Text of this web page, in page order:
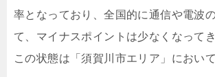
率となっており、全国的に通信や電波
て、マイナスポイントは少なくなって
この状態は「須賀川市エリア」において